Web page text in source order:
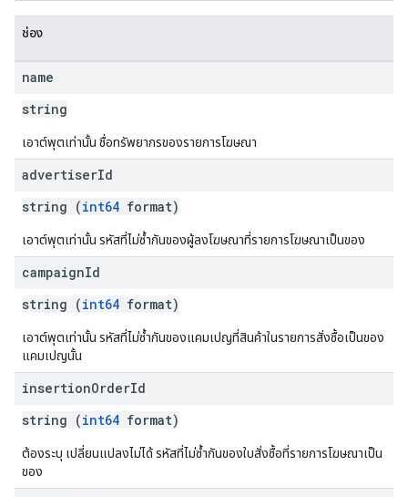
ช่อง
name
string
เอาต์พุตเท่านั้น ชื่อทรัพยากรของรายการโฆษณา
advertiserId
string (int64 format)
เอาต์พุตเท่านั้น รหัสที่ไม่ซ้ำกันของผู้ลงโฆษณาที่รายการโฆษณาเป็นของ
campaignId
string (int64 format)
เอาต์พุตเท่านั้น รหัสที่ไม่ซ้ำกันของแคมเปญที่สินค้าในรายการสั่งซื้อเป็นของ
แคมเปญนั้น
insertionOrderId
string (int64 format)
ต้องระบุ เปลี่ยนแปลงไม่ได้ รหัสที่ไม่ซ้ำกันของใบสั่งซื้อที่รายการโฆษณาเป็น
ของ